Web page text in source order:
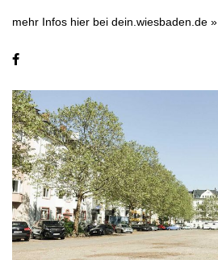
mehr Infos hier bei dein.wiesbaden.de »